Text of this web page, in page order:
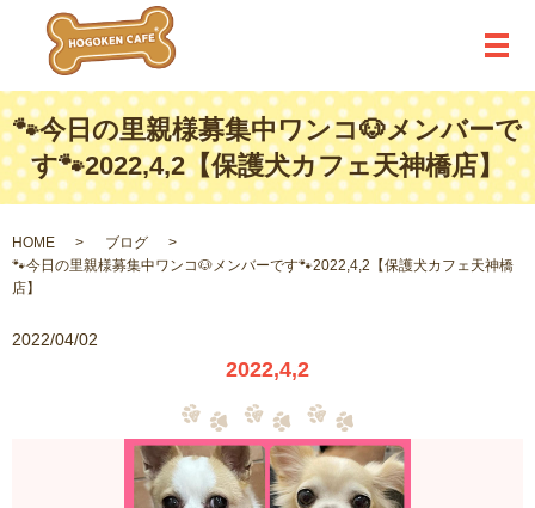
メ
🐾今日の里親様募集中ワンコ🐶メンバーで
す🐾2022,4,2【保護犬カフェ天神橋店】
HOME
ブログ
🐾今日の里親様募集中ワンコ🐶メンバーです🐾2022,4,2【保護犬カフェ天神橋
店】
2022/04/02
2022,4,2